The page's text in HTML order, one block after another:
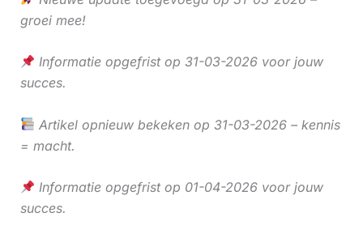
groei mee!
Informatie opgefrist op 31-03-2026 voor jouw
succes.
Artikel opnieuw bekeken op 31-03-2026 – kennis
= macht.
Informatie opgefrist op 01-04-2026 voor jouw
succes.